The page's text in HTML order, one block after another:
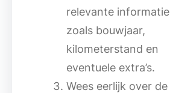
relevante informatie
zoals bouwjaar,
kilometerstand en
eventuele extra’s.
Wees eerlijk over de